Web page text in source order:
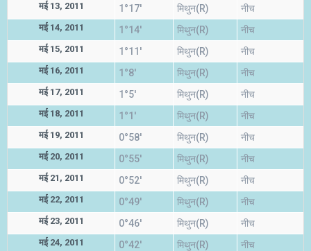
मई 13, 2011 1°17' मिथुन(R) नीच
मई 14, 2011 1°14' मिथुन(R) नीच
मई 15, 2011 1°11' मिथुन(R) नीच
मई 16, 2011 1°8' मिथुन(R) नीच
मई 17, 2011 1°5' मिथुन(R) नीच
मई 18, 2011 1°1' मिथुन(R) नीच
मई 19, 2011 0°58' मिथुन(R) नीच
मई 20, 2011 0°55' मिथुन(R) नीच
मई 21, 2011 0°52' मिथुन(R) नीच
मई 22, 2011 0°49' मिथुन(R) नीच
मई 23, 2011 0°46' मिथुन(R) नीच
मई 24, 2011 0°42' मिथुन(R) नीच